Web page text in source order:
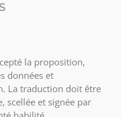
la proposition,
données et
La traduction doit être
scellée et signée par